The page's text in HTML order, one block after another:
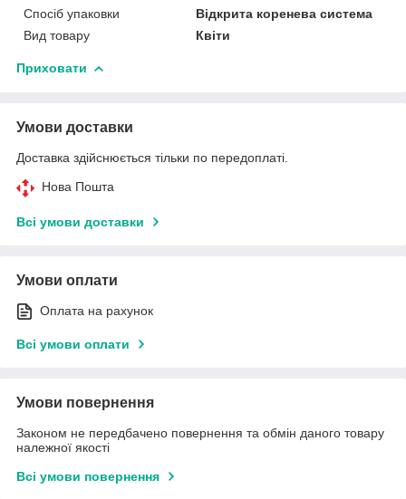
Спосіб упаковки
Відкрита коренева система
Вид товару
Квіти
Приховати
Умови доставки
Доставка здійснюється тільки по передоплаті.
Нова Пошта
Всі умови доставки
Умови оплати
Оплата на рахунок
Всі умови оплати
Умови повернення
Законом не передбачено повернення та обмін даного товару
належної якості
Всі умови повернення